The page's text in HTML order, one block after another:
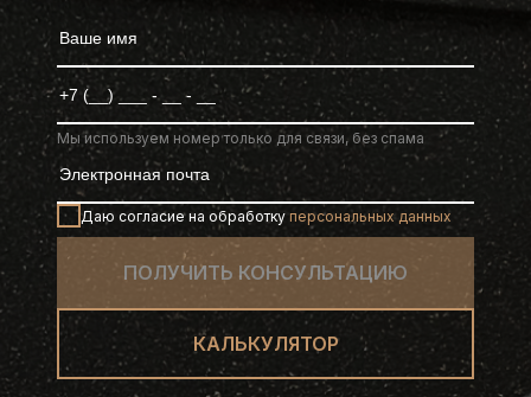
Мы используем номер только для связи, без спама
Даю согласие на обработку персональных данных
ПОЛУЧИТЬ КОНСУЛЬТАЦИЮ
КАЛЬКУЛЯТОР